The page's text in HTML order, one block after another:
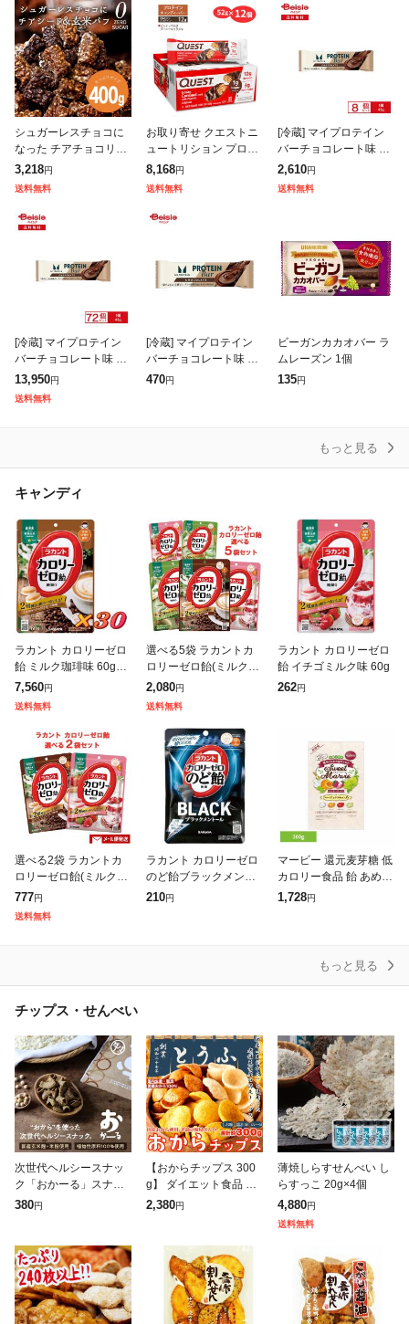
シュガーレスチョコに
なった チアチョコリッ
チ シュガーレスチョコ
レート 砂糖不使用 お返
しヘルシー スイーツ 大
容量 ミル
3,218円
送料無料
お取り寄せ クエストニ
ュートリション プロテ
イン キャンディーバー
ピーナッツ入りグーニ
ーキャラメル味 12本入
り 各52g (
8,168円
送料無料
[冷蔵] マイプロテイン
バーチョコレート味 43
g×8本
2,610円
送料無料
[冷蔵] マイプロテイン
バーチョコレート味 43
g×72本
13,950円
送料無料
[冷蔵] マイプロテイン
バーチョコレート味 43
g
470円
ビーガンカカオバー ラ
ムレーズン 1個
135円
もっと見る
キャンディ
ラカント カロリーゼロ
飴 ミルク珈琲味 60g×3
0個 送料無料
7,560円
送料無料
選べる5袋 ラカントカ
ロリーゼロ飴(ミルク珈
琲味・いちごミルク
味・抹茶ミルク味) 各6
0g 糖質0 ノンシュガー
サラヤ(SA
2,080円
送料無料
ラカント カロリーゼロ
飴 イチゴミルク味 60g
262円
選べる2袋 ラカントカ
ロリーゼロ飴(ミルク珈
琲味・いちごミルク
味・抹茶ミルク味) 各6
0g 糖質0 ノンシュガー
777円
送料無料
ラカント カロリーゼロ
のど飴ブラックメント
ール 50g
210円
マービー 還元麦芽糖 低
カロリー食品 飴 あめ
ハーバー研究所 HABA
1,728円
もっと見る
チップス・せんべい
次世代ヘルシースナッ
ク「おかーる」スナッ
ク菓子 大豆 おから 豆
スイーツ 出汁
380円
【おからチップス 300
g】 ダイエット食品 お
から チップス 国産 生
ト ス
2,380円
薄焼しらすせんべい し
らすっこ 20g×4個
4,880円
送料無料